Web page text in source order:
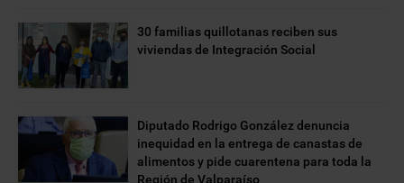
30 familias quillotanas reciben sus
viviendas de Integración Social
Diputado Rodrigo González denuncia
inequidad en la entrega de canastas de
alimentos y pide cuarentena para toda la
Región de Valparaíso